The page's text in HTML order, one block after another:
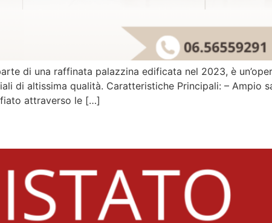
di una raffinata palazzina edificata nel 2023, è
di altissima qualità. Caratteristiche Principali: – Ampio
attraverso le […]